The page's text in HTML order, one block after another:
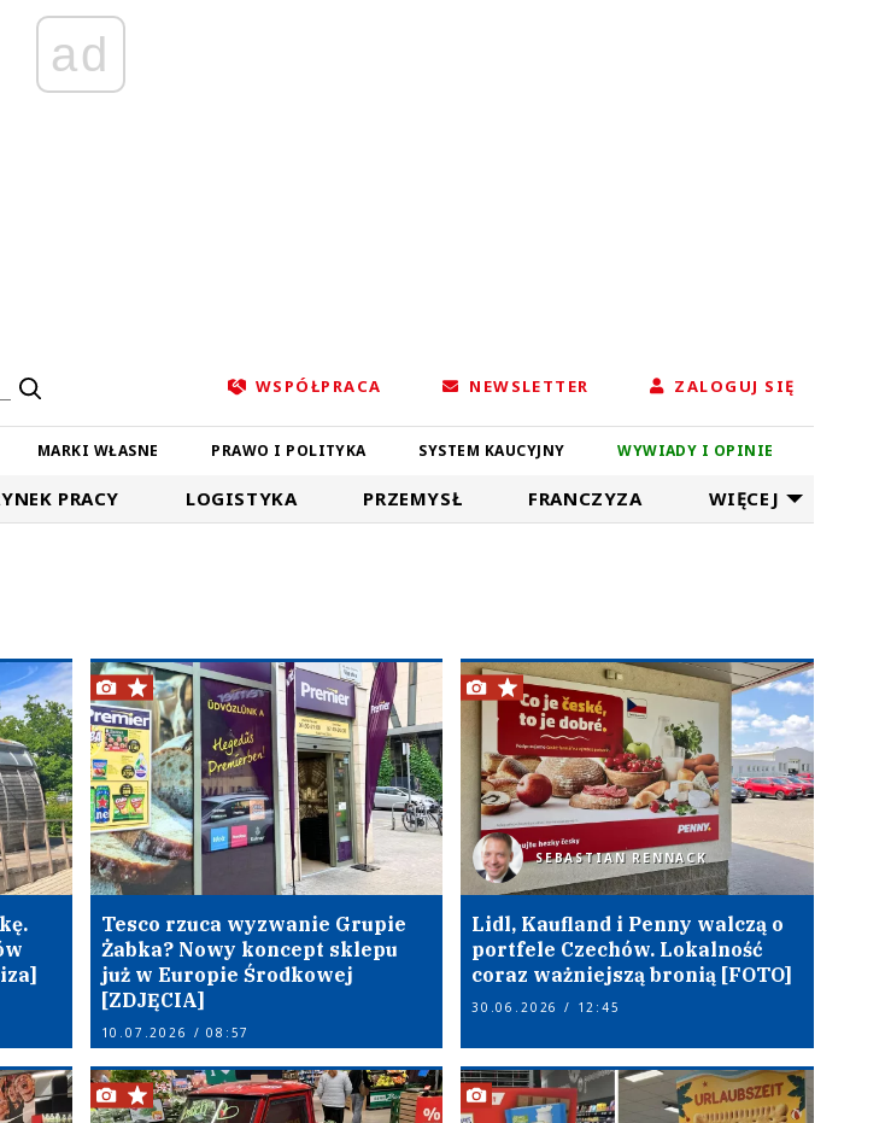
ad
WSPÓŁPRACA NEWSLETTER ZALOGUJ SIĘ
MARKI WŁASNE PRAWO I POLITYKA SYSTEM KAUCYJNY WYWIADY I OPINIE
PRACY LOGISTYKA PRZEMYSŁ FRANCZYZA WIĘCEJ
Tesco rzuca wyzwanie Grupie
Żabka? Nowy koncept sklepu
już w Europie Środkowej
[ZDJĘCIA]
10.07.2026 / 08:57
SEBASTIAN RENNACK
Lidl, Kaufland i Penny walczą o
portfele Czechów. Lokalność
coraz ważniejszą bronią [FOTO]
30.06.2026 / 12:45